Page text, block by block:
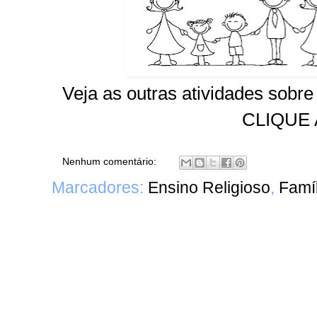
Veja as outras atividades
CLIQUE
Nenhum comentário:
Marcadores: Ensino Religioso,